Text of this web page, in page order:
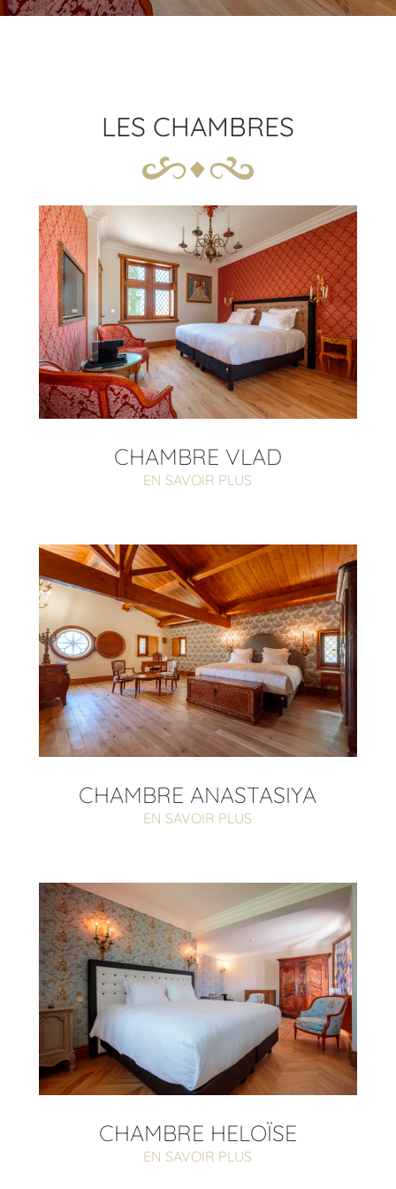
LES CHAMBRES
CHAMBRE VLAD
EN SAVOIR PLUS
CHAMBRE ANASTASIYA
EN SAVOIR PLUS
CHAMBRE HELOÏSE
EN SAVOIR PLUS